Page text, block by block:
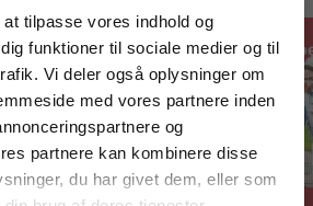
tilpasse vores indhold og
funktioner til sociale medier og til
Vi deler også oplysninger om
med vores partnere inden
og
partnere kan kombinere disse
du har givet dem, eller som
Fortsæt som:
og
får
For institutioner og
virksomheder. Du
får vist priser ekskl.